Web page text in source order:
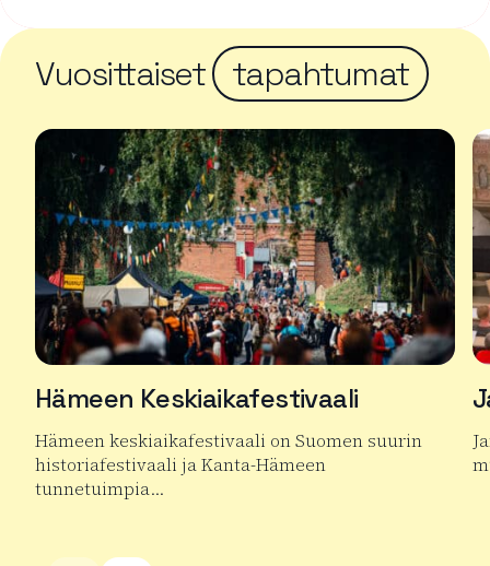
Vuosittaiset tapahtumat
Hämeen Keskiaikafestivaali
Hämeen keskiaikafestivaali on Suomen suurin
historiafestivaali ja Kanta-Hämeen
tunnetuimpia…